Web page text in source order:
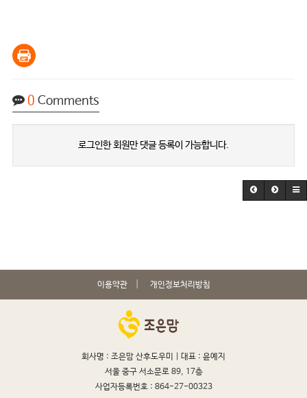
0 Comments
로그인한 회원만 댓글 등록이 가능합니다.
이용약관 개인정보처리방침
회사명 : 조은맘 산후도우미 | 대표 : 윤예지
서울 중구 서소문로 89, 17층
사업자등록번호 : 864-27-00323